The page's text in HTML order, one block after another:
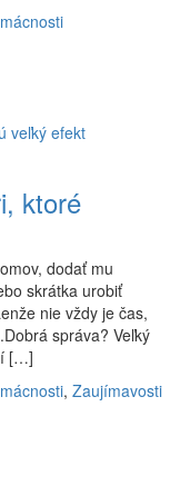
ktoré
dodať mu
skrátka urobiť
nie vždy je čas,
správa? Veľký
[…]
, Zaujímavosti